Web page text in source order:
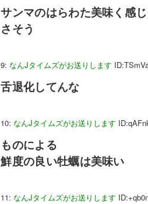
サンマのはらわた美味く感
さそう
9:なんJタイムズがお送りします
舌退化してんな
10:なんJタイムズがお送りします
ものによる
鮮度の良い牡蠣は美味い
11:なんJタイムズがお送りします